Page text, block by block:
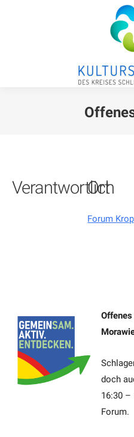
Verantwortlich
Ort
Forum
doch
16:30 –
Forum.